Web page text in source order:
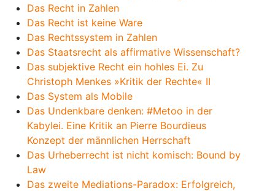
Das Recht in Zahlen
Das Recht ist keine Ware
Das Rechtssystem in Zahlen
Das Staatsrecht als affirmative Wissenschaft?
Das subjektive Recht ein hohles Ei. Zu
Christoph Menkes »Kritik der Rechte« II
Das System als Mobile
Das Undenkbare denken: #Metoo in der
Kabylei. Eine Kritik an Pierre Bourdieus
Konzept der männlichen Herrschaft
Das Urheberrecht ist nicht komisch: Bound by
Law
Das zweite Mediations-Paradox: Erfolgreich,